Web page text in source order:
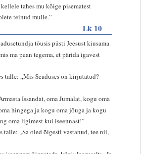
tahes mu kõige pisematest
teinud mulle.”
Lk 10
tõusis püsti Jeesust kiusama
ma pean tegema, et pärida igavest
talle: „Mis Seaduses on kirjutatud?
Issandat, oma Jumalat, kogu oma
hingega ja kogu oma jõuga ja kogu
oma ligimest kui iseennast!”
talle: „Sa oled õigesti vastanud, tee nii,